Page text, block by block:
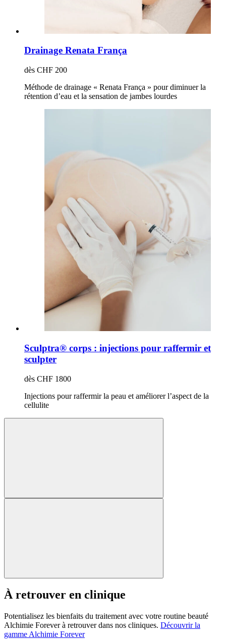
Drainage Renata França
dès CHF 200
Méthode de drainage « Renata França » pour diminuer la
rétention d’eau et la sensation de jambes lourdes
Sculptra® corps : injections pour raffermir et
sculpter
dès CHF 1800
Injections pour raffermir la peau et améliorer l’aspect de la
cellulite
À retrouver en clinique
Potentialisez les bienfaits du traitement avec votre routine beauté
Alchimie Forever à retrouver dans nos cliniques. Découvrir la
gamme Alchimie Forever